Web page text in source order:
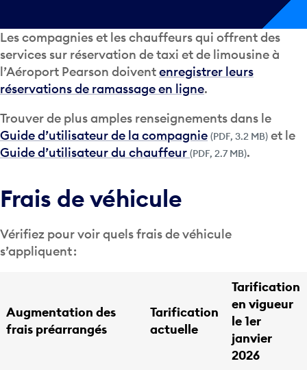
Les compagnies et les chauffeurs qui offrent des
services sur réservation de taxi et de limousine à
l’Aéroport Pearson doiventenregistrer leurs
réservations de ramassage en ligne.
Trouver de plus amples renseignements dans le
Guide d’utilisateur de la compagnie (PDF, 3.2 MB) et le
Guide d’utilisateur du chauffeur (PDF, 2.7 MB).
Frais de véhicule
Vérifiez pour voir quels frais de véhicule
s’appliquent :
Augmentation des
frais préarrangés
Tarification
actuelle
Tarification
en vigueur
le 1er
janvier
2026